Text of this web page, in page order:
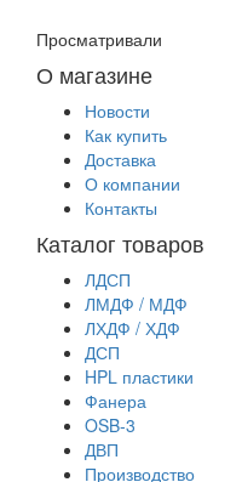
Просматривали
О магазине
Новости
Как купить
Доставка
О компании
Контакты
Каталог товаров
ЛДСП
ЛМДФ / МДФ
ЛХДФ / ХДФ
ДСП
HPL пластики
Фанера
OSB-3
ДВП
Производство